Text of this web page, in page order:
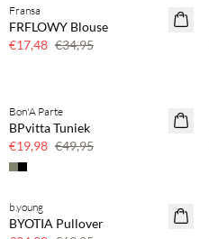
SAVE20
Fransa
FRFLOWY Blouse
€17,48 €34,95
SAVE20
Bon'A Parte
BPvitta Tuniek
€19,98 €49,95
SAVE20
b.young
BYOTIA Pullover